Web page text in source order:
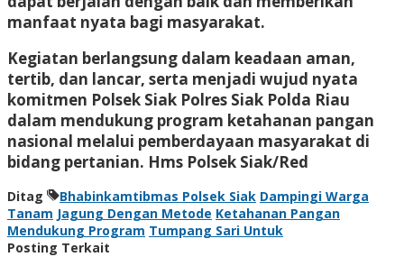
manfaat nyata bagi masyarakat.
Kegiatan berlangsung dalam keadaan aman,
tertib, dan lancar, serta menjadi wujud nyata
komitmen Polsek Siak Polres Siak Polda Riau
dalam mendukung program ketahanan pangan
nasional melalui pemberdayaan masyarakat di
bidang pertanian. Hms Polsek Siak/Red
Ditag Bhabinkamtibmas Polsek Siak Dampingi Warga
Tanam Jagung Dengan Metode Ketahanan Pangan
Mendukung Program Tumpang Sari Untuk
Posting Terkait